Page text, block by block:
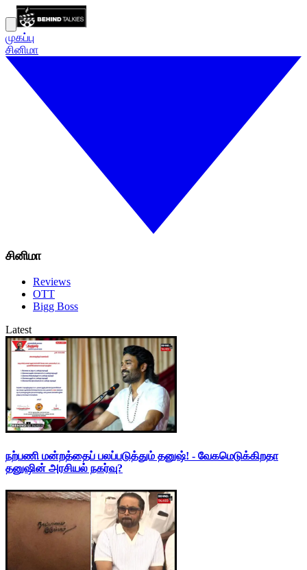
முகப்பு
சினிமா
சினிமா
Reviews
OTT
Bigg Boss
Latest
நற்பணி மன்றத்தைப் பலப்படுத்தும் தனுஷ்! - வேகமெடுக்கிறதா
தனுஷின் அரசியல் நகர்வு?